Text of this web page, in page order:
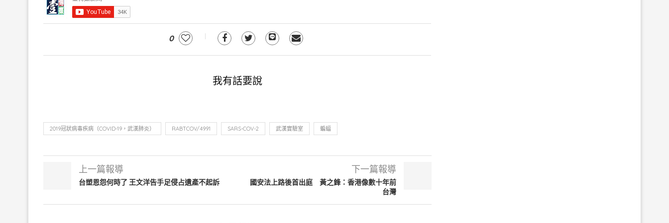
0
我有話要說
2019冠狀病毒疾病（COVID-19，武漢肺炎） RABTCOV/4991 SARS-COV-2 武漢實驗室 蝙蝠
上一篇報導
台塑恩怨何時了 王文洋告手足侵占遺產不起訴
下一篇報導
國安法上路後首出庭 黃之鋒：香港像數十年前
台灣